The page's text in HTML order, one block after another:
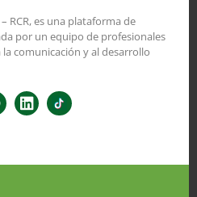
RCR, es una plataforma de
por un equipo de profesionales
comunicación y al desarrollo